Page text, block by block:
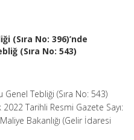
(Sıra No: 396)’nde
(Sıra No: 543)
Genel Tebliği (Sıra No: 543)
2022 Tarihli Resmi Gazete Sayı:
Bakanlığı (Gelir İdaresi